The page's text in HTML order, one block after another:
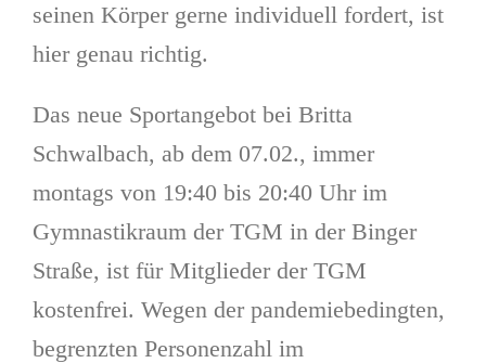
seinen Körper gerne individuell fordert, ist
hier genau richtig.
Das neue Sportangebot bei Britta
Schwalbach, ab dem 07.02., immer
montags von 19:40 bis 20:40 Uhr im
Gymnastikraum der TGM in der Binger
Straße, ist für Mitglieder der TGM
kostenfrei. Wegen der pandemiebedingten,
begrenzten Personenzahl im